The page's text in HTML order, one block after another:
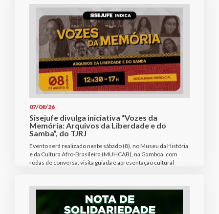
07/08/26
Sisejufe divulga iniciativa “Vozes da
Memória: Arquivos da Liberdade e do
Samba”, do TJRJ
Evento será realizado neste sábado (8), no Museu da História
e da Cultura Afro-Brasileira (MUHCAB), na Gamboa, com
rodas de conversa, visita guiada e apresentação cultural